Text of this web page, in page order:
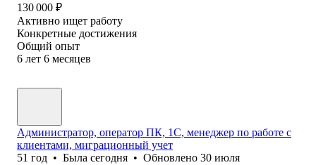
130 000 ₽
Активно ищет работу
Конкретные достижения
Общий опыт
6 лет 6 месяцев
Администратор, оператор ПК, 1С, менеджер по работе с
клиентами, миграционный учет
51 год • Была сегодня • Обновлено 30 июля